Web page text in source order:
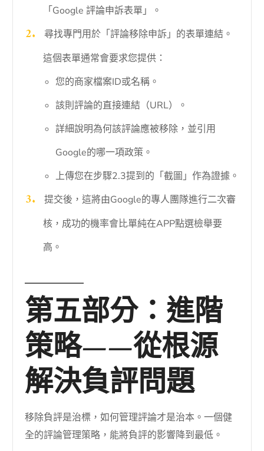
「Google 評論申訴表單」。
尋找專門用於「評論移除申訴」的表單連結。
這個表單通常會要求您提供：
您的商家檔案ID或名稱。
該則評論的直接連結（URL）。
詳細說明為何該評論應被移除，並引用
Google的哪一項政策。
上傳您在步驟2.3提到的「截圖」作為證據。
提交後，這將由Google的專人團隊進行二次審
核，成功的機率會比單純在APP點選檢舉要
高。
第五部分：進階
策略——從根源
解決負評問題
移除負評是治標，如何管理評論才是治本。一個健
全的評論管理策略，能將負評的影響降到最低。